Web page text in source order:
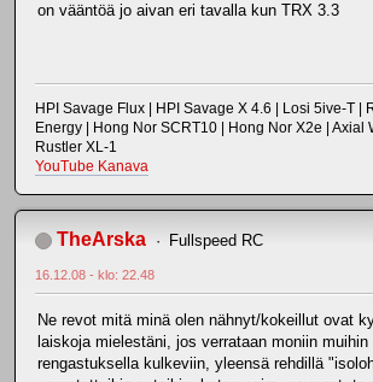
on vääntöä jo aivan eri tavalla kun TRX 3.3
HPI Savage Flux | HPI Savage X 4.6 | Losi 5ive-T |
Energy | Hong Nor SCRT10 | Hong Nor X2e | Axial
Rustler XL-1
YouTube Kanava
TheArska Fullspeed RC
16.12.08 - klo: 22.48
Ne revot mitä minä olen nähnyt/kokeillut ovat
laiskoja mielestäni, jos verrataan moniin
rengastuksella kulkeviin, yleensä rehdillä